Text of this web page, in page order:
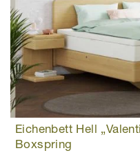
Eichenbett Hell
Boxspring